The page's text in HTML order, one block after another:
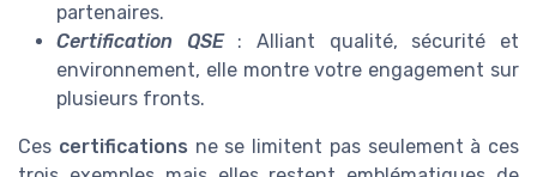
partenaires.
Certification QSE: Alliant qualité, sécurité et
environnement, elle montre votre engagement sur
plusieurs fronts.
Ces certifications ne se limitent pas seulement à ces